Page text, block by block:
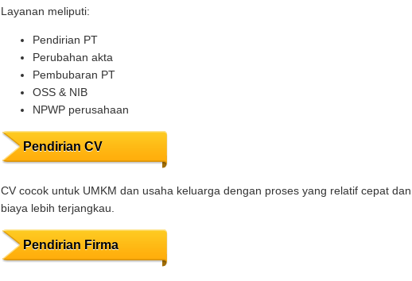
Layanan meliputi:
Pendirian PT
Perubahan akta
Pembubaran PT
OSS & NIB
NPWP perusahaan
Pendirian CV
CV cocok untuk UMKM dan usaha keluarga dengan proses yang relatif cepat dan
biaya lebih terjangkau.
Pendirian Firma